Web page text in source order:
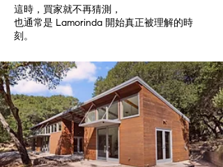
這時，買家就不再猜測，
也通常是 Lamorinda 開始真正被理解的時
刻。